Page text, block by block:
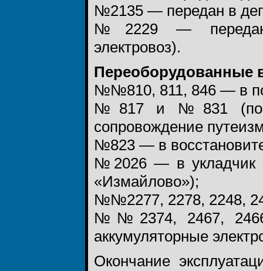
№2135 — передан в
№2229 — передан в
электровоз).
Переоборудованные
№№810, 811, 846 — в
№817 и №831
сопровождение
№823 — в
№2026 — в укладчик
«Измайлово»);
№№2277, 2278, 2248,
№№2374, 2467,
аккумуляторные
Окончание